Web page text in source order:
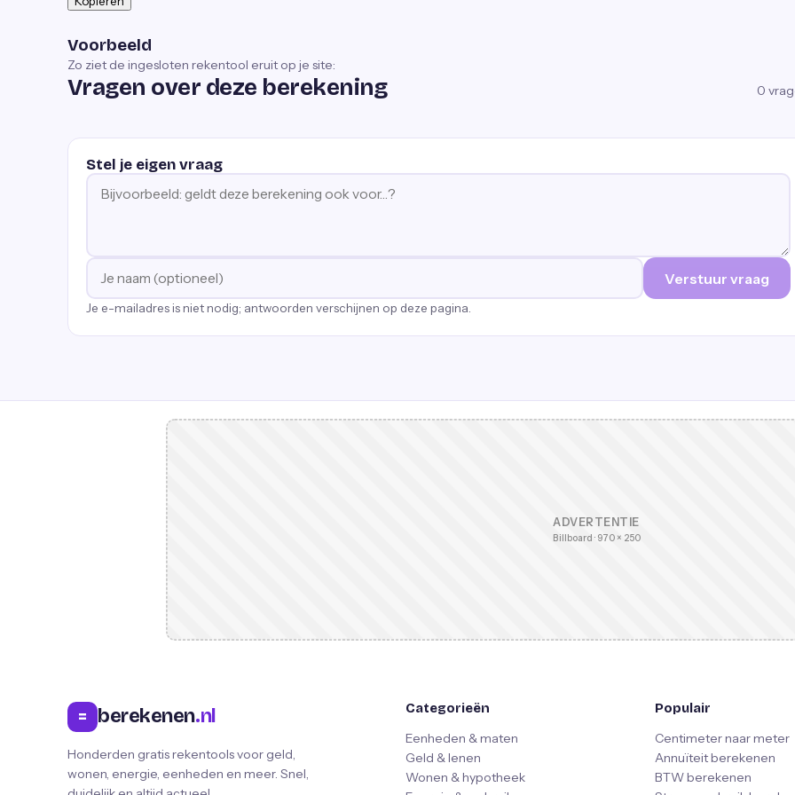
Voorbeeld
Zo ziet de ingesloten rekentool eruit op je site:
Vragen over deze berekening 0
Stel je eigen vraag
Verstuur vraag
Je e-mailadres is niet nodig; antwoorden verschijnen op deze pagina.
ADVERTENTIE
Billboard · 970 × 250
= berekenen.nl
Honderden gratis rekentools voor geld,
wonen, energie, eenheden en meer. Snel,
Categorieën
Eenheden & maten
Geld & lenen
Wonen & hypotheek
Populair
Centimeter naar meter
Annuïteit berekenen
BTW berekenen